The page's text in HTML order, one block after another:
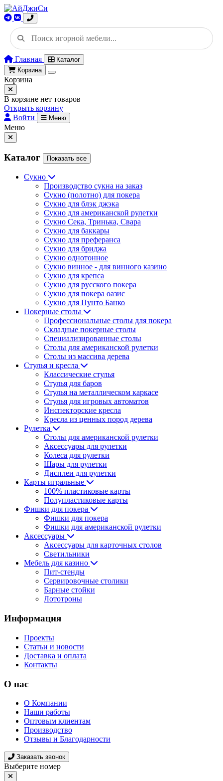
Главная
Каталог
Корзина
Корзина
В корзине нет товаров
Открыть корзину
Войти
Меню
Меню
Каталог Показать все
Сукно
Производство сукна на заказ
Сукно (полотно) для покера
Сукно для блэк джэка
Сукно для американской рулетки
Сукно Сека, Тринька, Свара
Сукно для баккары
Сукно для преферанса
Сукно для бриджа
Сукно однотонное
Сукно винное - для винного казино
Сукно для крепса
Сукно для русского покера
Сукно для покера оазис
Сукно для Пунто Банко
Покерные столы
Профессиональные столы для покера
Складные покерные столы
Специализированные столы
Столы для американской рулетки
Столы из массива дерева
Стулья и кресла
Классические стулья
Стулья для баров
Стулья на металлическом каркасе
Стулья для игровых автоматов
Инспекторские кресла
Кресла из ценных пород дерева
Рулетка
Столы для американской рулетки
Аксессуары для рулетки
Колеса для рулетки
Шары для рулетки
Дисплеи для рулетки
Карты игральные
100% пластиковые карты
Полупластиковые карты
Фишки для покера
Фишки для покера
Фишки для американской рулетки
Аксессуары
Аксессуары для карточных столов
Светильники
Мебель для казино
Пит-стенды
Сервировочные столики
Барные стойки
Лототроны
Информация
Проекты
Статьи и новости
Доставка и оплата
Контакты
О нас
О Компании
Наши работы
Оптовым клиентам
Производство
Отзывы и Благодарности
Заказать звонок
Выберите номер